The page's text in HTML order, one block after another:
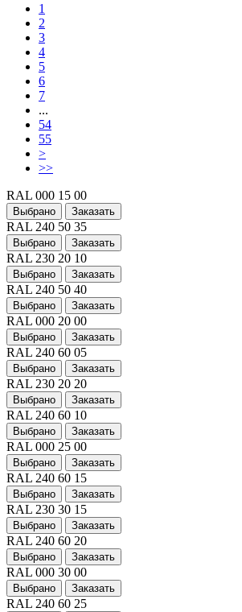
1
2
3
4
5
6
7
...
54
55
>
>>
RAL 000 15 00
Выбрано Заказать
RAL 240 50 35
Выбрано Заказать
RAL 230 20 10
Выбрано Заказать
RAL 240 50 40
Выбрано Заказать
RAL 000 20 00
Выбрано Заказать
RAL 240 60 05
Выбрано Заказать
RAL 230 20 20
Выбрано Заказать
RAL 240 60 10
Выбрано Заказать
RAL 000 25 00
Выбрано Заказать
RAL 240 60 15
Выбрано Заказать
RAL 230 30 15
Выбрано Заказать
RAL 240 60 20
Выбрано Заказать
RAL 000 30 00
Выбрано Заказать
RAL 240 60 25